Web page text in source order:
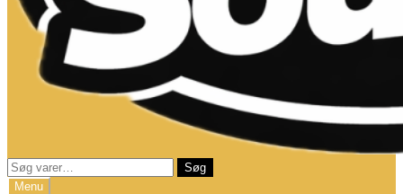
Søg
efter:
Søg
Menu